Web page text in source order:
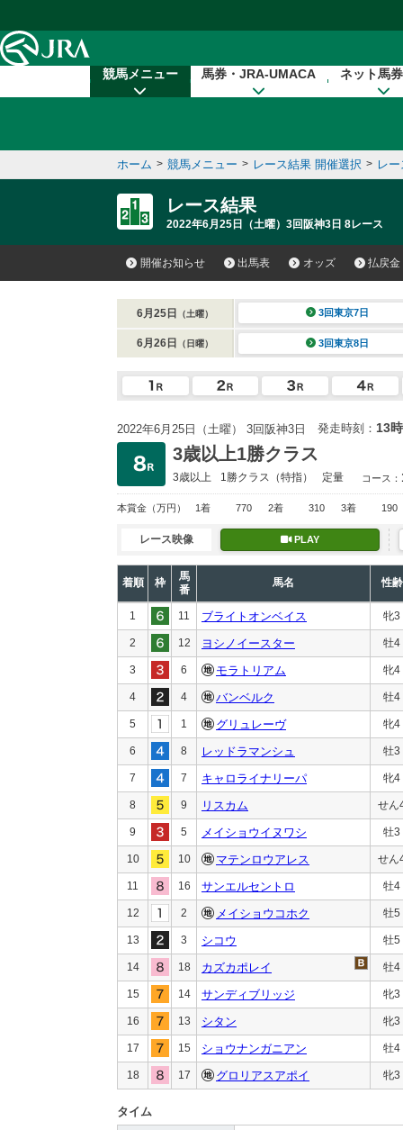
競馬メニュー 馬券・JRA-UMACA ネット馬
ホーム > 競馬メニュー > レース結果 開催選択 > レ
レース結果
2022年6月25日（土曜）3回阪神3日 8レース
開催お知らせ 出馬表 オッズ 払戻金
6月25日 （土曜） 3回東京7日
6月26日 （日曜） 3回東京8日
2022年6月25日（土曜） 3回阪神3日 発走時刻： 13
3歳以上1勝クラス
3歳以上 1勝クラス （特指） 定量 コース：
本賞金 （万円） 1着 770 2着 310 3着 190
レース映像 PLAY
着順 枠
馬
番
馬名 性齢
1 11 ブライトオンベイス 牝3
2 12 ヨシノイースター 牡4
3 6 モラトリアム 牝4
4 4 バンベルク 牡4
5 1 グリュレーヴ 牝4
6 8 レッドラマンシュ 牡3
7 7 キャロライナリーパ 牝4
8 9 リスカム せん
9 5 メイショウイヌワシ 牡3
10 10 マテンロウアレス せん
11 16 サンエルセントロ 牡4
12 2 メイショウコホク 牡5
13 3 シコウ 牡5
14 18 カズカポレイ 牡4
15 14 サンディブリッジ 牝3
16 13 シタン 牝3
17 15 ショウナンガニアン 牡4
18 17 グロリアスアポイ 牝3
タイム